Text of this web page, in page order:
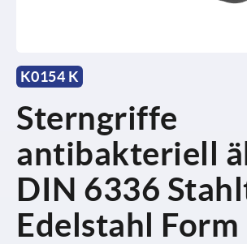
K0154 K
Sterngriffe
antibakteriell
DIN 6336
Edelstahl Form